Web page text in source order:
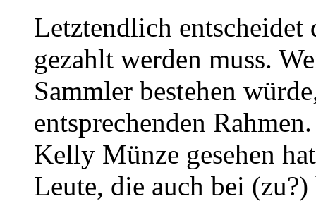
Letztendlich entscheidet
gezahlt werden muss.
Sammler bestehen
entsprechenden
Kelly Münze gesehen
Leute, die auch bei